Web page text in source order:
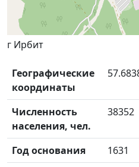
г Ирбит
Географические
координаты
Численность
населения, чел.
38352
Год основания 1631